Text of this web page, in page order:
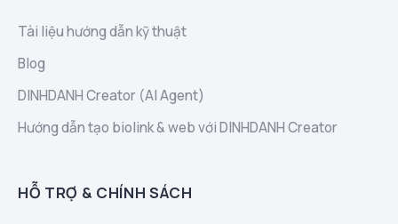
Tài liệu hướng dẫn kỹ thuật
Blog
DINHDANH Creator (AI Agent)
Hướng dẫn tạo biolink & web với DINHDANH Creator
HỖ TRỢ & CHÍNH SÁCH